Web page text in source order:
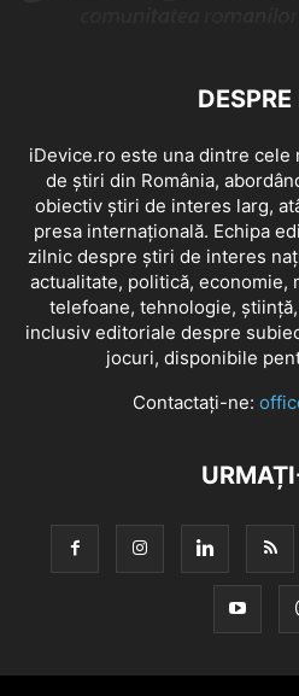
iDevice.ro este una dintre
de știri din România,
obiectiv știri de interes larg,
presa internațională. Echipa
zilnic despre știri de interes
actualitate, politică, economie,
telefoane, tehnologie,
inclusiv editoriale despre
jocuri, disponibile
Contactați-ne: